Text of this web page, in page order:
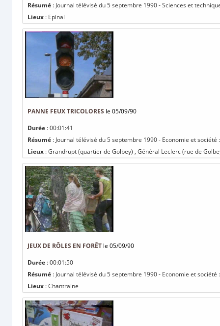
Résumé : Journal télévisé du 5 septembre 1990 - Sciences et
Lieux : Epinal
PANNE FEUX TRICOLORES le 05/09/90
Durée : 00:01:41
Résumé : Journal télévisé du 5 septembre 1990 - Economie et
Lieux : Grandrupt (quartier de Golbey) , Général Leclerc (rue de
JEUX DE RÔLES EN FORÊT le 05/09/90
Durée : 00:01:50
Résumé : Journal télévisé du 5 septembre 1990 - Economie et
Lieux : Chantraine